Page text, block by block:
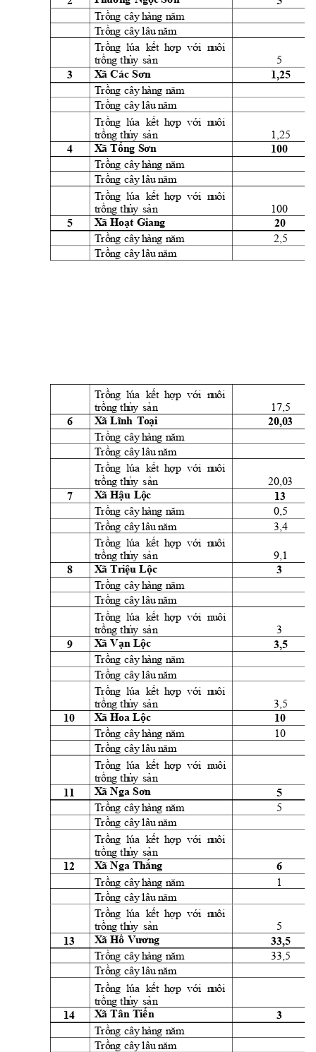
Trồng cây hàng năm
Trồng cây lâu năm
Trồng lúa kết hợp với
  n
uôi
trồng thủy sản 5
3 Xã Các Sơn 1,25
Trồng cây hàng năm
Trồng cây lâu năm
Trồng lúa kết hợp với
  n
uôi
trồng thủy sản 1,25
4 Xã Tống Sơn 100
Trồng cây hàng năm
Trồng cây lâu năm
Trồng lúa kết hợp với
  n
uôi
trồng thủy sản 100
5 Xã Hoạt Giang 20
Trồng cây hàng năm 2,5
Trồng cây lâu năm
Trồng lúa kết hợp với
  n
uôi
trồng thủy sản 17,5
6 Xã Lĩnh Toại 20,03
Trồng cây hàng năm
Trồng cây lâu năm
Trồng lúa kết hợp với
  n
uôi
trồng thủy sản 20,03
7 Xã Hậu Lộc 13
Trồng cây hàng năm 0,5
Trồng cây lâu năm 3,4
Trồng lúa kết hợp với
  n
uôi
trồng thủy sản 9,1
8 Xã Triệu Lộc 3
Trồng cây hàng năm
Trồng cây lâu năm
Trồng lúa kết hợp với nuôi
trồng thủy sản 3
9 Xã Vạn Lộc 3,5
Trồng cây hàng năm
Trồng cây lâu năm
Trồng lúa kết hợp với
  n
uôi
trồng thủy sản 3,5
10 Xã Hoa Lộc 10
Trồng cây hàng năm 10
Trồng cây lâu năm
Trồng lúa kết hợp với nuôi
trồng thủy sản
11 Xã Nga Sơn 5
Trồng cây hàng năm 5
Trồng cây lâu năm
Trồng lúa kết hợp với
  n
uôi
trồng thủy sản
12 Xã Nga Thắng 6
Trồng cây hàng năm 1
Trồng cây lâu năm
Trồng lúa kết hợp với
  n
uôi
trồng thủy sản 5
13 Xã Hồ Vương 33,5
Trồng cây hàng năm 33,5
Trồng cây lâu năm
Trồng lúa kết hợp với
  n
uôi
trồng thủy sản
14 Xã Tân Tiến 3
Trồng cây hàng năm
Trồng cây lâu năm